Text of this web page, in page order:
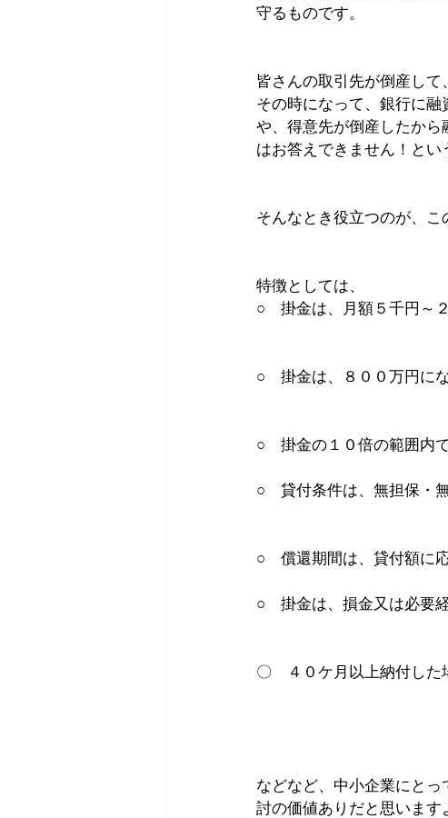
守るものです。
皆さんの取引先が倒産し
その時になって、銀行に
や、得意先が倒産したか
はお答えできません！とい
そんなとき役立つのが、こ
特徴としては、
○　掛金は、月額５千円～
○　掛金は、８００万円に
○　掛金の１０倍の範囲内
○　貸付条件は、無担保・
○　償還期間は、貸付額に
○　掛金は、損金又は必要
〇　４０ケ月以上納付し
などなど、中小企業にと
討の価値ありだと思います